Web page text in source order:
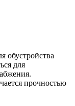
обустройства
для
прочностью